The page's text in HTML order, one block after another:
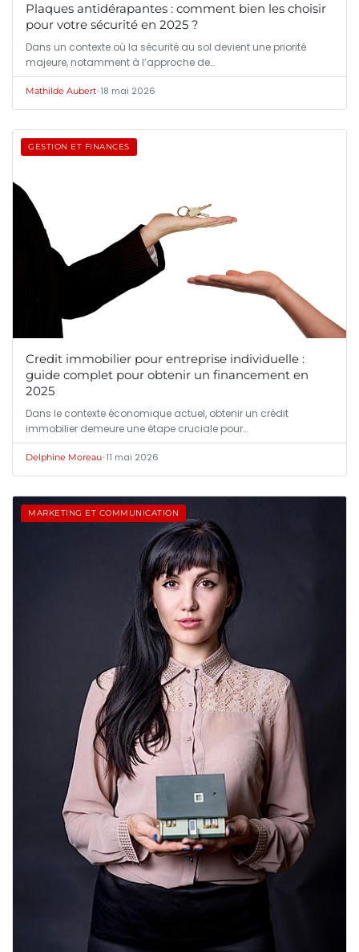
Plaques antidérapantes : comment bien les choisir
pour votre sécurité en 2025 ?
Dans un contexte où la sécurité au sol devient une priorité
majeure, notamment à l’approche de…
Mathilde Aubert•18 mai 2026
GESTION ET FINANCES
Credit immobilier pour entreprise individuelle :
guide complet pour obtenir un financement en
2025
Dans le contexte économique actuel, obtenir un crédit
immobilier demeure une étape cruciale pour…
Delphine Moreau•11 mai 2026
MARKETING ET COMMUNICATION